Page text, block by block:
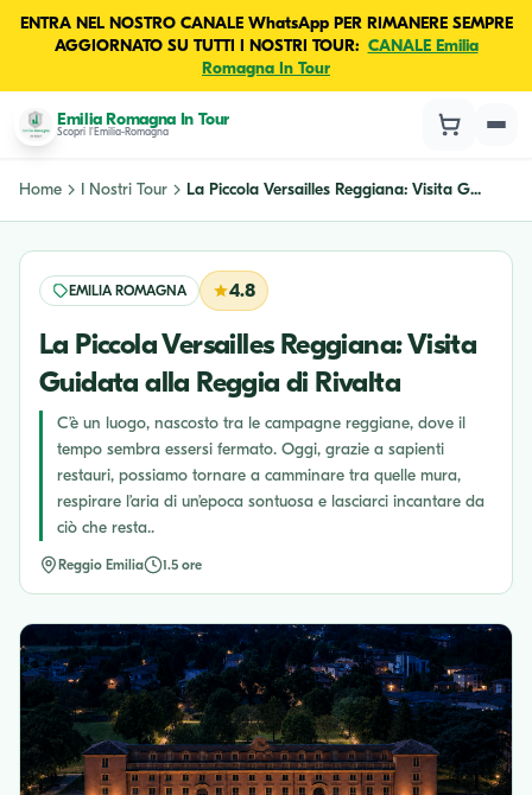
ENTRA NEL NOSTRO CANALE WhatsApp PER RIMANERE SEMPRE
AGGIORNATO SU TUTTI I NOSTRI TOUR: CANALE Emilia
Romagna In Tour
Emilia Romagna In Tour
Scopri l'Emilia-Romagna
Home I Nostri Tour La Piccola Versailles Reggiana: Visita G...
EMILIA ROMAGNA 4.8
La Piccola Versailles Reggiana: Visita
Guidata alla Reggia di Rivalta
C’è un luogo, nascosto tra le campagne reggiane, dove il
tempo sembra essersi fermato. Oggi, grazie a sapienti
restauri, possiamo tornare a camminare tra quelle mura,
respirare l’aria di un’epoca sontuosa e lasciarci incantare da
ciò che resta..
Reggio Emilia 1.5 ore